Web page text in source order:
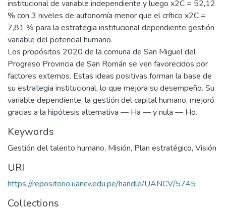
institucional de variable independiente y luego x2C = 52,12
% con 3 niveles de autonomía menor que el crítico x2C =
7,81 % para la estrategia institucional dependiente gestión
variable del potencial humano.
Los propósitos 2020 de la comuna de San Miguel del
Progreso Provincia de San Román se ven favorecidos por
factores externos. Estas ideas positivas forman la base de
su estrategia institucional, lo que mejora su desempeño. Su
variable dependiente, la gestión del capital humano, mejoró
gracias a la hipótesis alternativa — Ha — y nula — Ho.
Keywords
Gestión del talento humano, Misión, Plan estratégico, Visión
URI
https://repositorio.uancv.edu.pe/handle/UANCV/5745
Collections